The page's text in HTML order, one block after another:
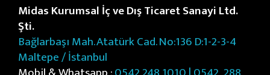
Midas Kurumsal İç ve Dış Ticaret Sanayi Ltd.
Şti.
Bağlarbaşı Mah. Atatürk Cad. No:136 D:1-2-3-4
Maltepe / İstanbul